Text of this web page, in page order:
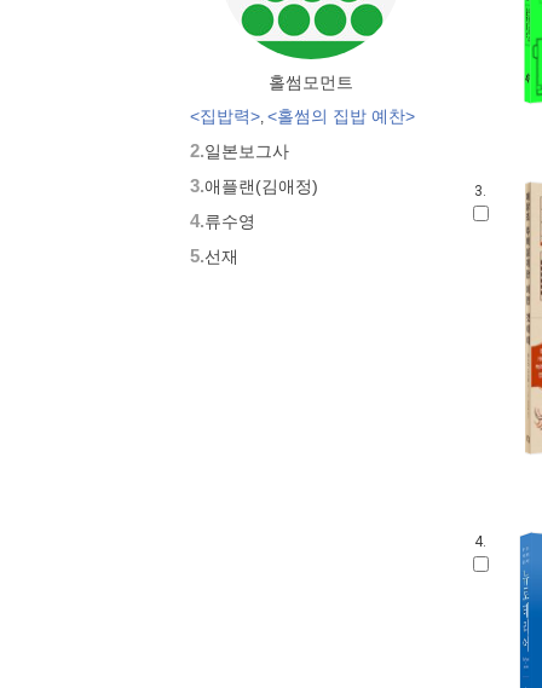
홀썸모먼트
<집밥력>, <홀썸의 집밥 예찬>
2.일본보그사
3.애플랜(김애정)
4.류수영
5.선재
3.
4.